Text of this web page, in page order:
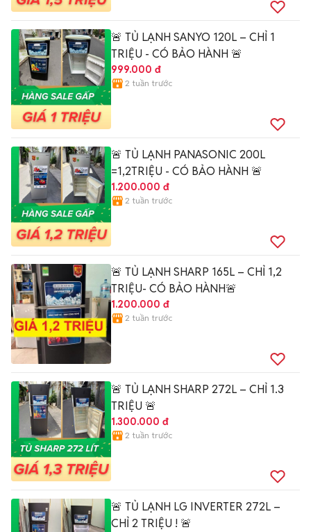
🚨 TỦ LẠNH SANYO 120L – CHỈ 1
TRIỆU - CÓ BẢO HÀNH 🚨
999.000 đ
2 tuần trước
🚨 TỦ LẠNH PANASONIC 200L
=1,2TRIỆU - CÓ BẢO HÀNH 🚨
1.200.000 đ
2 tuần trước
🚨 TỦ LẠNH SHARP 165L – CHỈ 1,2
TRIỆU- CÓ BẢO HÀNH🚨
1.200.000 đ
2 tuần trước
🚨 TỦ LẠNH SHARP 272L – CHỈ 1.3
TRIỆU 🚨
1.300.000 đ
2 tuần trước
🚨 TỦ LẠNH LG INVERTER 272L –
CHỈ 2 TRIỆU ! 🚨